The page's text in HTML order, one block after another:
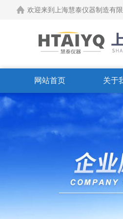
欢迎来到上海慧泰仪器制造有限
网站首页 关于